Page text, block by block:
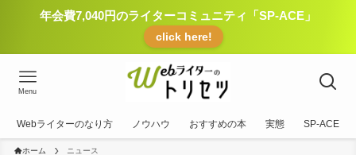
年会費7,040円のライターコミュニティ「SP-ACE」
click here!
Menu
Webライターのなり方 ノウハウ おすすめの本 実態 SP-ACE
ホーム ニュース